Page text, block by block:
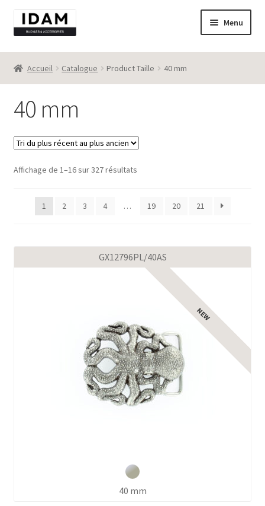
Aller
à
Aller
au
Menu
Catalogue
New
Best seller
Destockage
Contact
Ouvrir
Accueil Catalogue Product Taille 40 mm
40 mm
Affichage de 1–16 sur 327 résultatsTrié
récent
ancien
1 2 3 4 … 19 20 21
GX12796PL/40AS
40 mm